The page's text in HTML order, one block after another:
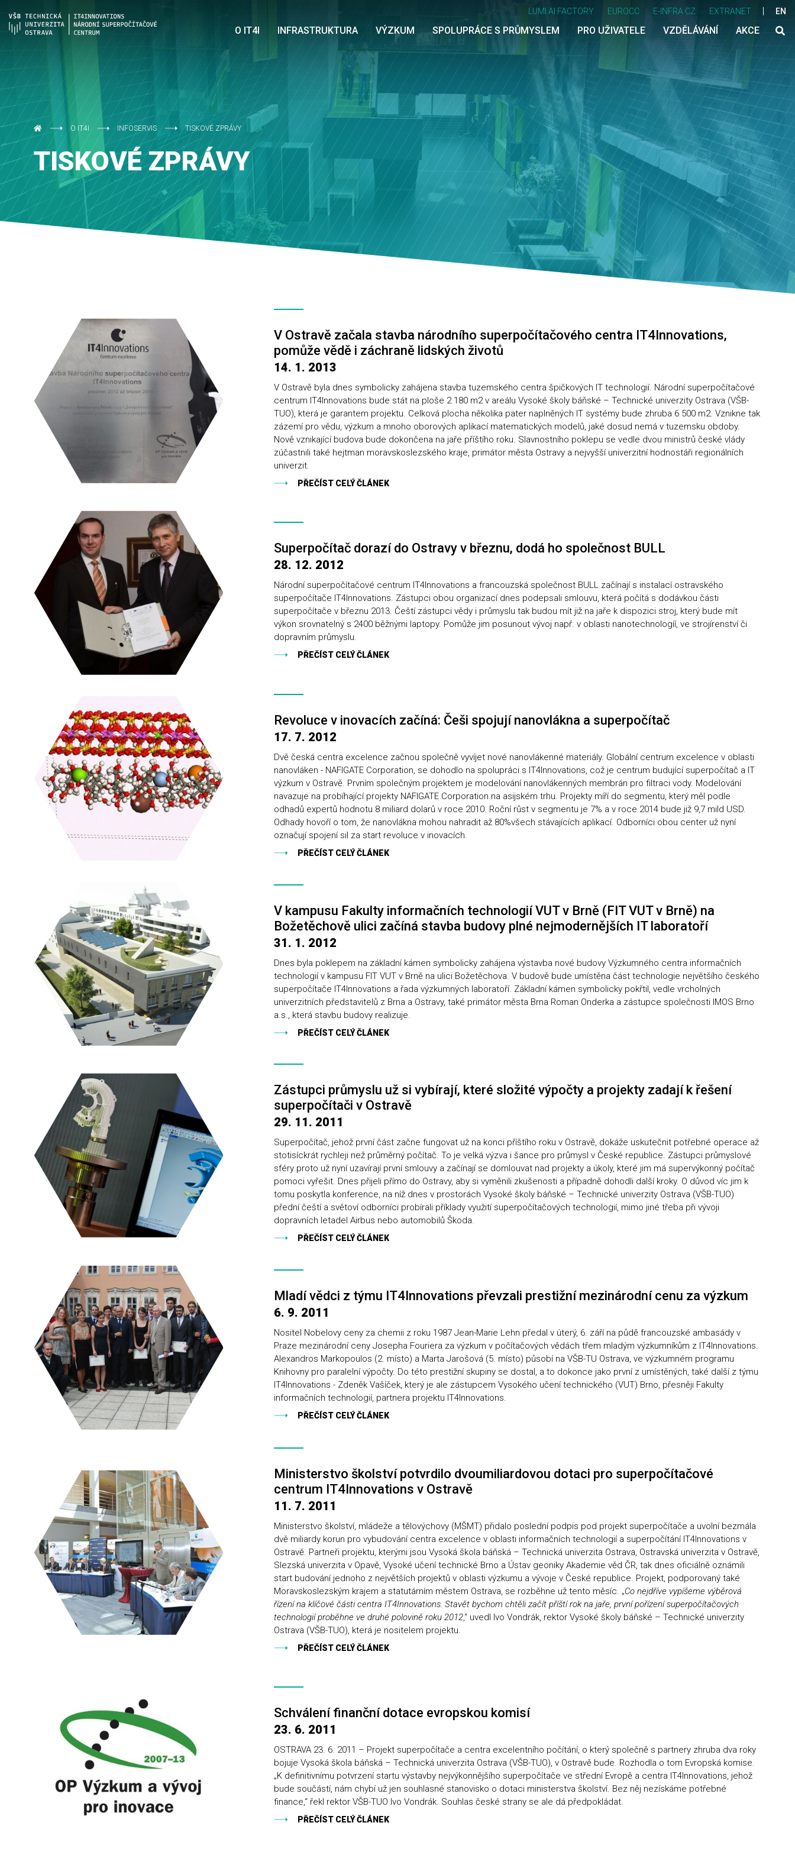
LUMI AI FACTORY EUROCC E-INFRA CZ EXTRANET EN
O IT4I INFRASTRUKTURA VÝZKUM SPOLUPRÁCE S PRŮMYSLEM PRO UŽIVATELE VZDĚLÁVÁNÍ AKCE
O IT4I INFOSERVIS TISKOVÉ ZPRÁVY
TISKOVÉ ZPRÁVY
V Ostravě začala stavba národního superpočítačového centra IT4Innovations,
pomůže vědě i záchraně lidských životů
14. 1. 2013
V Ostravě byla dnes symbolicky zahájena stavba tuzemského centra špičkových IT technologií. Národní superpočítačové
centrum IT4Innovations bude stát na ploše 2 180 m2 v areálu Vysoké školy báňské – Technické univerzity Ostrava (VŠB-
TUO), která je garantem projektu. Celková plocha několika pater naplněných IT systémy bude zhruba 6 500 m2. Vznikne tak
zázemí pro vědu, výzkum a mnoho oborových aplikací matematických modelů, jaké dosud nemá v tuzemsku obdoby.
Nově vznikající budova bude dokončena na jaře příštího roku. Slavnostního poklepu se vedle dvou ministrů české vlády
zúčastnili také hejtman moravskoslezského kraje, primátor města Ostravy a nejvyšší univerzitní hodnostáři regionálních
univerzit.
PŘEČÍST CELÝ ČLÁNEK
Superpočítač dorazí do Ostravy v březnu, dodá ho společnost BULL
28. 12. 2012
Národní superpočítačové centrum IT4Innovations a francouzská společnost BULL začínají s instalací ostravského
superpočítače IT4Innovations. Zástupci obou organizací dnes podepsali smlouvu, která počítá s dodávkou části
superpočítače v březnu 2013. Čeští zástupci vědy i průmyslu tak budou mít již na jaře k dispozici stroj, který bude mít
výkon srovnatelný s 2400 běžnými laptopy. Pomůže jim posunout vývoj např. v oblasti nanotechnologíí, ve strojírenství či
dopravním průmyslu.
PŘEČÍST CELÝ ČLÁNEK
Revoluce v inovacích začíná: Češi spojují nanovlákna a superpočítač
17. 7. 2012
Dvě česká centra excelence začnou společně vyvíjet nové nanovlákenné materiály. Globální centrum excelence v oblasti
nanovláken - NAFIGATE Corporation, se dohodlo na spolupráci s IT4Innovations, což je centrum budující superpočítač a IT
výzkum v Ostravě. Prvním společným projektem je modelování nanovlákenných membrán pro filtraci vody. Modelování
navazuje na probíhající projekty NAFIGATE Corporation na asijském trhu. Projekty míří do segmentu, který měl podle
odhadů expertů hodnotu 8 miliard dolarů v roce 2010. Roční růst v segmentu je 7% a v roce 2014 bude již 9,7 mild USD.
Odhady hovoří o tom, že nanovlákna mohou nahradit až 80%všech stávajících aplikací. Odborníci obou center už nyní
označují spojení sil za start revoluce v inovacích.
PŘEČÍST CELÝ ČLÁNEK
V kampusu Fakulty informačních technologií VUT v Brně (FIT VUT v Brně) na
Božetěchově ulici začíná stavba budovy plné nejmodernějších IT laboratoří
31. 1. 2012
Dnes byla poklepem na základní kámen symbolicky zahájena výstavba nové budovy Výzkumného centra informačních
technologií v kampusu FIT VUT v Brně na ulici Božetěchova. V budově bude umístěna část technologie největšího českého
superpočítače IT4Innovations a řada výzkumných laboratoří. Základní kámen symbolicky pokřtil, vedle vrcholných
univerzitních představitelů z Brna a Ostravy, také primátor města Brna Roman Onderka a zástupce společnosti IMOS Brno
a.s., která stavbu budovy realizuje.
PŘEČÍST CELÝ ČLÁNEK
Zástupci průmyslu už si vybírají, které složité výpočty a projekty zadají k řešení
superpočítači v Ostravě
29. 11. 2011
Superpočítač, jehož první část začne fungovat už na konci příštího roku v Ostravě, dokáže uskutečnit potřebné operace až
stotisíckrát rychleji než průměrný počítač. To je velká výzva i šance pro průmysl v České republice. Zástupci průmyslové
sféry proto už nyní uzavírají první smlouvy a začínají se domlouvat nad projekty a úkoly, které jim má supervýkonný počítač
pomoci vyřešit. Dnes přijeli přímo do Ostravy, aby si vyměnili zkušenosti a případně dohodli další kroky. O důvod víc jim k
tomu poskytla konference, na níž dnes v prostorách Vysoké školy báňské – Technické univerzity Ostrava (VŠB-TUO)
přední čeští a světoví odborníci probírali příklady využití superpočítačových technologií, mimo jiné třeba při vývoji
dopravních letadel Airbus nebo automobilů Škoda.
PŘEČÍST CELÝ ČLÁNEK
Mladí vědci z týmu IT4Innovations převzali prestižní mezinárodní cenu za výzkum
6. 9. 2011
Nositel Nobelovy ceny za chemii z roku 1987 Jean-Marie Lehn předal v úterý, 6. září na půdě francouzské ambasády v
Praze mezinárodní ceny Josepha Fouriera za výzkum v počítačových vědách třem mladým výzkumníkům z IT4Innovations.
Alexandros Markopoulos (2. místo) a Marta Jarošová (5. místo) působí na VŠB-TU Ostrava, ve výzkumném programu
Knihovny pro paralelní výpočty. Do této prestižní skupiny se dostal, a to dokonce jako první z umístěných, také další z týmu
IT4Innovations - Zdeněk Vašíček, který je ale zástupcem Vysokého učení technického (VUT) Brno, přesněji Fakulty
informačních technologií, partnera projektu IT4Innovations.
PŘEČÍST CELÝ ČLÁNEK
Ministerstvo školství potvrdilo dvoumiliardovou dotaci pro superpočítačové
centrum IT4Innovations v Ostravě
11. 7. 2011
Ministerstvo školství, mládeže a tělovýchovy (MŠMT) přidalo poslední podpis pod projekt superpočítače a uvolní bezmála
dvě miliardy korun pro vybudování centra excelence v oblasti informačních technologií a superpočítání IT4Innovations v
Ostravě. Partneři projektu, kterými jsou Vysoká škola báňská – Technická univerzita Ostrava, Ostravská univerzita v Ostravě,
Slezská univerzita v Opavě, Vysoké učení technické Brno a Ústav geoniky Akademie věd ČR, tak dnes oficiálně oznámili
start budování jednoho z největších projektů v oblasti výzkumu a vývoje v České republice. Projekt, podporovaný také
Moravskoslezským krajem a statutárním městem Ostrava, se rozběhne už tento měsíc. „Co nejdříve vypíšeme výběrová
řízení na klíčové části centra IT4Innovations. Stavět bychom chtěli začít příští rok na jaře, první pořízení superpočítačových
technologií proběhne ve druhé polovině roku 2012,“ uvedl Ivo Vondrák, rektor Vysoké školy báňské – Technické univerzity
Ostrava (VŠB-TUO), která je nositelem projektu.
PŘEČÍST CELÝ ČLÁNEK
Schválení finanční dotace evropskou komisí
23. 6. 2011
OSTRAVA 23. 6. 2011 – Projekt superpočítače a centra excelentního počítání, o který společně s partnery zhruba dva roky
bojuje Vysoká škola báňská – Technická univerzita Ostrava (VŠB-TUO), v Ostravě bude. Rozhodla o tom Evropská komise.
„K definitivnímu potvrzení startu výstavby nejvýkonnějšího superpočítače ve střední Evropě a centra IT4Innovations, jehož
bude součástí, nám chybí už jen souhlasné stanovisko o dotaci ministerstva školství. Bez něj nezískáme potřebné
finance,“ řekl rektor VŠB-TUO Ivo Vondrák. Souhlas české strany se ale dá předpokládat.
PŘEČÍST CELÝ ČLÁNEK